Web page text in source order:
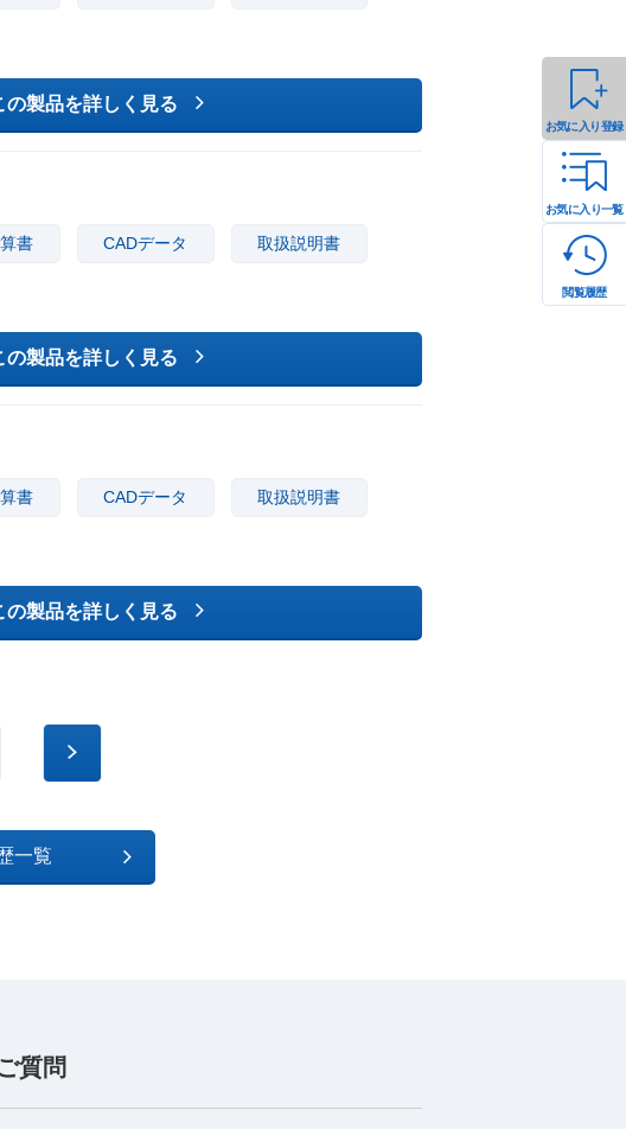
お気に入り登録
お気に入り一覧
閲覧履歴
の製品を詳しく見る
書 CADデータ 取扱説明書
の製品を詳しく見る
書 CADデータ 取扱説明書
の製品を詳しく見る
一覧
質問